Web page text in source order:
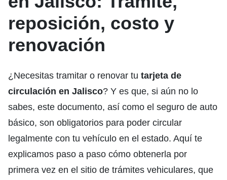
reposición, costo y
renovación
¿Necesitas tramitar o renovar tu tarjeta de
circulación en Jalisco? Y es que, si aún no lo
sabes, este documento, así como el seguro de auto
básico, son obligatorios para poder circular
legalmente con tu vehículo en el estado. Aquí te
explicamos paso a paso cómo obtenerla por
primera vez en el sitio de trámites vehiculares, que